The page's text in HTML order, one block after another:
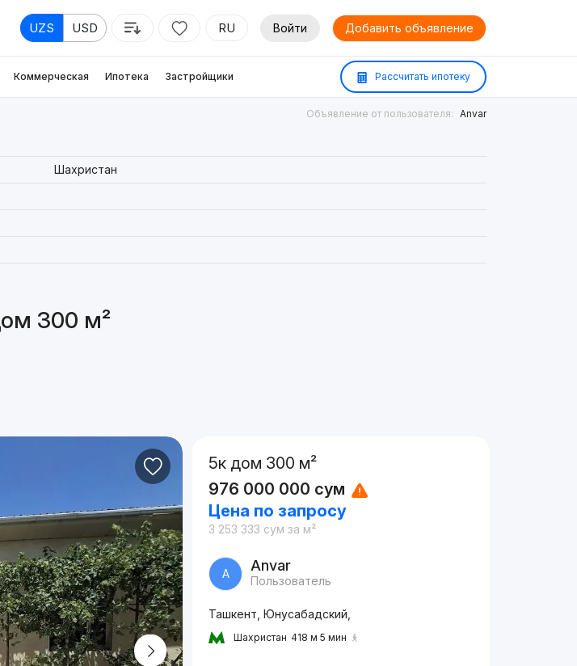
UZS USD RU Войти Добавить объявление
Коммерческая Ипотека Застройщики Рассчитать ипотеку
Объявление от пользователя: Anvar
Шахристан
300 м²
5к дом 300 м²
976 000 000 сум
Цена по запросу
3 253 333 сум за м²
A Anvar
Пользователь
Ташкент, Юнусабадский,
Шахристан 418 м 5 мин